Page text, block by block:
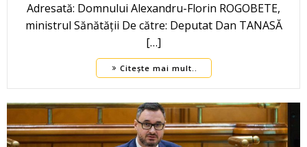
Adresată: Domnului Alexandru-Florin ROGOBETE,
ministrul Sănătății De către: Deputat Dan TANASĂ
[…]
Citește mai mult..